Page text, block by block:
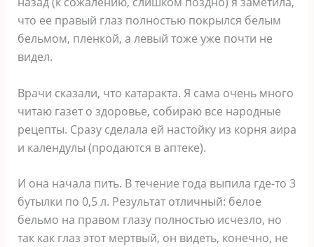
что ее правый глаз полностью покрылся белым
бельмом, пленкой, а левый тоже уже почти не
видел.
Врачи сказали, что катаракта. Я сама очень много
читаю газет о здоровье, собираю все народные
рецепты. Сразу сделала ей настойку из корня аира
и календулы (продаются в аптеке).
И она начала пить. В течение года выпила где-то 3
бутылки по 0,5 л. Результат отличный: белое
бельмо на правом глазу полностью исчезло, но
так как глаз этот мертвый, он видеть, конечно, не